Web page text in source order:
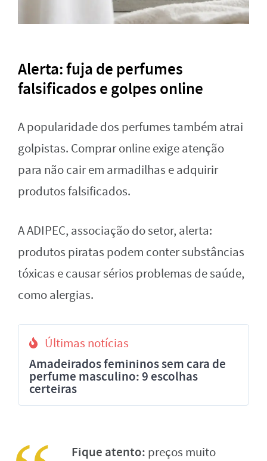
Alerta: fuja de perfumes
falsificados e golpes online
A popularidade dos perfumes também atrai
golpistas. Comprar online exige atenção
para não cair em armadilhas e adquirir
produtos falsificados.
A ADIPEC, associação do setor, alerta:
produtos piratas podem conter substâncias
tóxicas e causar sérios problemas de saúde,
como alergias.
Últimas notícias
Amadeirados femininos sem cara de
perfume masculino: 9 escolhas
certeiras
Fique atento: preços muito